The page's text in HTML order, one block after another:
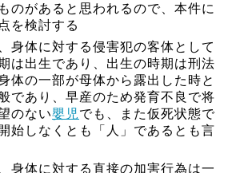
のがあると思われるので、本件に
を検討する
身体に対する侵害犯の客体として
は出生であり、出生の時期は刑法
体の一部が母体から露出した時と
であり、早産のため発育不良で将
のない嬰児 でも、また仮死状態で
始しなくとも「人」であるとも言
身体に対する直接の加害行為は一